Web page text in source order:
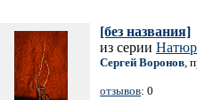
[без названия]
из серии
Сергей Воронов,
отзывов: 0